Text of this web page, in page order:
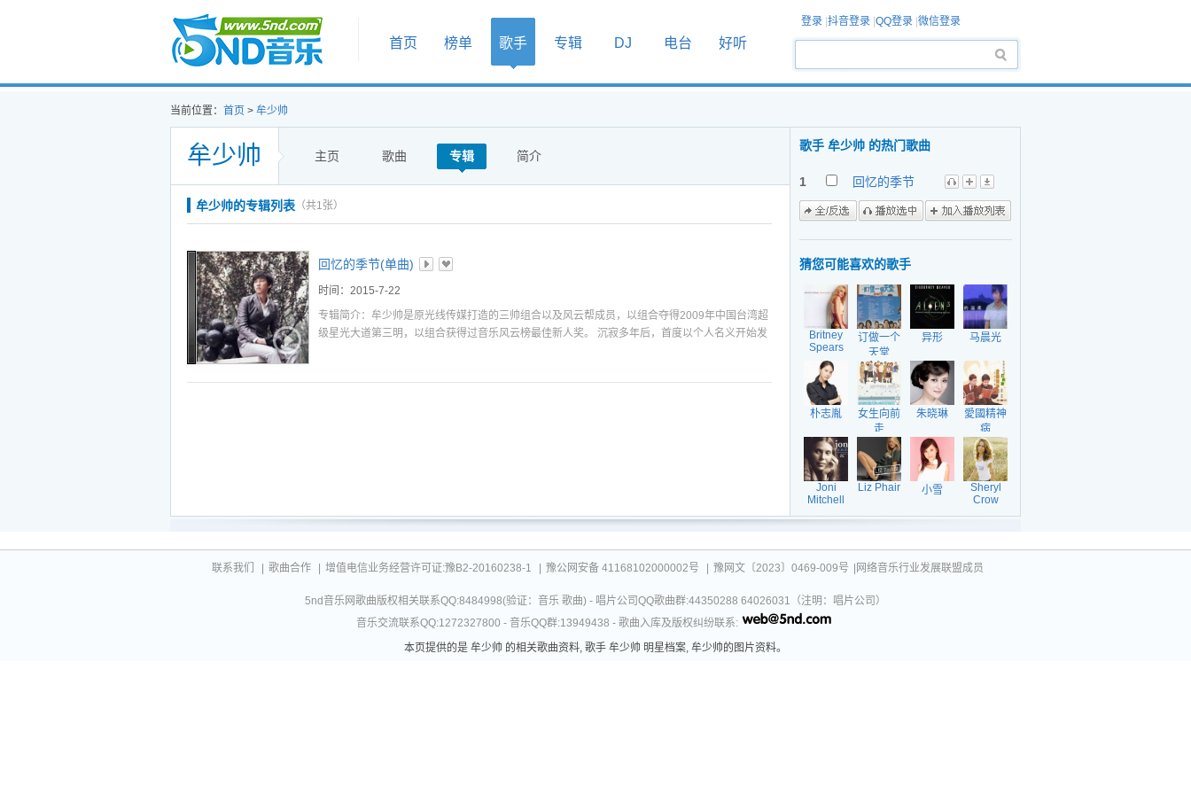
首页
首页 榜单 歌手 专辑 DJ 电台 好听
登录 抖音登录 QQ登录 微信登录
当前位置： 首页 > 牟少帅
牟少帅 主页 歌曲 专辑 简介
牟少帅的专辑列表 （共1张）
回忆的季节(单曲)
时间：2015-7-22
专辑简介：牟少帅是原光线传媒打造的三帅组合以及风云帮成员，以组合夺得2009年中国台湾超
级星光大道第三明，以组合获得过音乐风云榜最佳新人奖。 沉寂多年后，首度以个人名义开始发
歌手 牟少帅 的热门歌曲
1 回忆的季节
猜您可能喜欢的歌手
Britney
Spears
订做一个
天堂
异形 马晨光
朴志胤
女生向前
走
朱晓琳
愛國精神
病
Joni
Mitchell
Liz Phair 小雪
Sheryl
Crow
联系我们 歌曲合作 增值电信业务经营许可证:豫B2-20160238-1 豫公网安备 41168102000002号 豫网文〔2023〕0469-009号 |网络音乐行业发展联盟成员
5nd音乐网歌曲版权相关联系QQ:8484998(验证：音乐 歌曲) - 唱片公司QQ歌曲群:44350288 64026031（注明：唱片公司）
音乐交流联系QQ:1272327800 - 音乐QQ群:13949438 - 歌曲入库及版权纠纷联系:
本页提供的是 牟少帅 的相关歌曲资料, 歌手 牟少帅 明星档案, 牟少帅的图片资料。